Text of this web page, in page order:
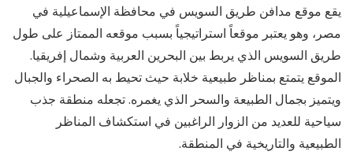
يقع موقع مدافن طريق السويس في محافظة الإسماعيلية في
مصر، وهو يعتبر موقعاً استراتيجياً بسبب موقعه الممتاز على طول
طريق السويس الذي يربط بين البحرين العربية وشمال إفريقيا.
الموقع يتمتع بمناظر طبيعية خلابة حيث تحيط به الصحراء والجبال
ويتميز بجمال الطبيعة والسحر الذي يغمره. تجعله منطقة جذب
سياحية للعديد من الزوار الراغبين في استكشاف المناظر
الطبيعية والتاريخية في المنطقة.